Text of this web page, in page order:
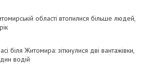
області втопилися більше людей,
біля Житомира: зіткнулися дві вантажівки,
водій